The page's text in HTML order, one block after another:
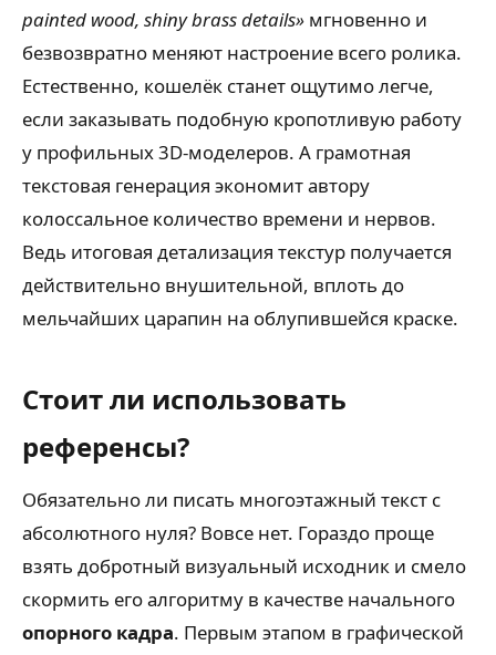
painted wood, shiny brass details» мгновенно и
безвозвратно меняют настроение всего ролика.
Естественно, кошелёк станет ощутимо легче,
если заказывать подобную кропотливую работу
у профильных 3D-моделеров. А грамотная
текстовая генерация экономит автору
колоссальное количество времени и нервов.
Ведь итоговая детализация текстур получается
действительно внушительной, вплоть до
мельчайших царапин на облупившейся краске.
Стоит ли использовать
референсы?
Обязательно ли писать многоэтажный текст с
абсолютного нуля? Вовсе нет. Гораздо проще
взять добротный визуальный исходник и смело
скормить его алгоритму в качестве начального
опорного кадра. Первым этапом в графической